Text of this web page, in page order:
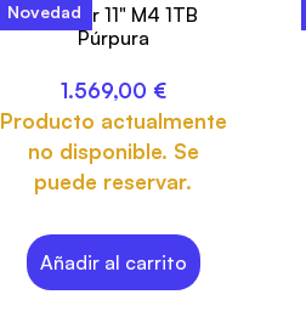
Novedad
iPad Air 11" M4 1TB
Púrpura
1.569,00 €
Producto actualmente
no disponible. Se
puede reservar.
Añadir al carrito